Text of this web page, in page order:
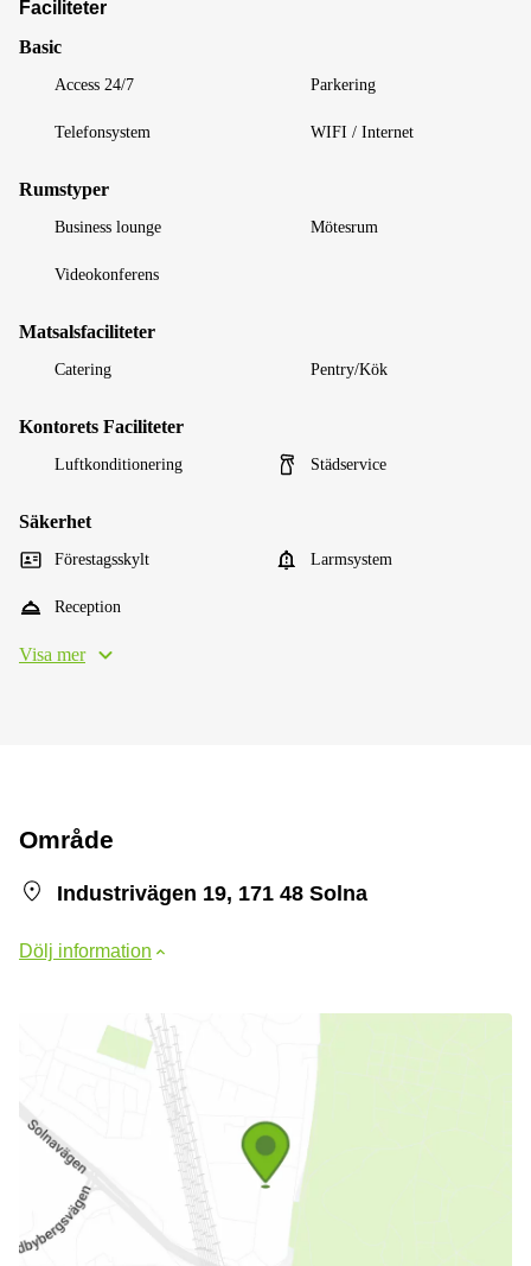
Faciliteter
Basic
Access 24/7 Parkering
Telefonsystem WIFI / Internet
Rumstyper
Business lounge Mötesrum
Videokonferens
Matsalsfaciliteter
Catering Pentry/Kök
Kontorets Faciliteter
Luftkonditionering Städservice
Säkerhet
Förestagsskylt Larmsystem
Reception
Visa mer
Område
Industrivägen 19, 171 48 Solna
Dölj information